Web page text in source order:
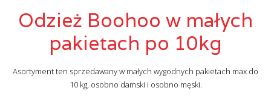
Odzież Boohoo w małych
pakietach po 10kg
Asortyment ten sprzedawany w małych wygodnych pakietach max do
10 kg, osobno damski i osobno męski.